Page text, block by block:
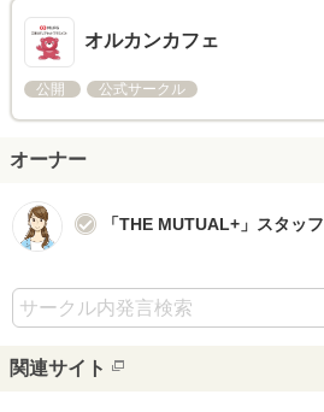
オルカンカフェ
公開 公式サークル
オーナー
「THE MUTUAL+」スタッフ
関連サイト